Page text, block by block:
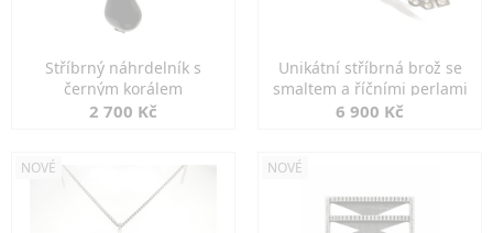
Stříbrný náhrdelník s
černým korálem
2 700 Kč
Unikátní stříbrná brož se
smaltem a říčními perlami
6 900 Kč
NOVÉ NOVÉ